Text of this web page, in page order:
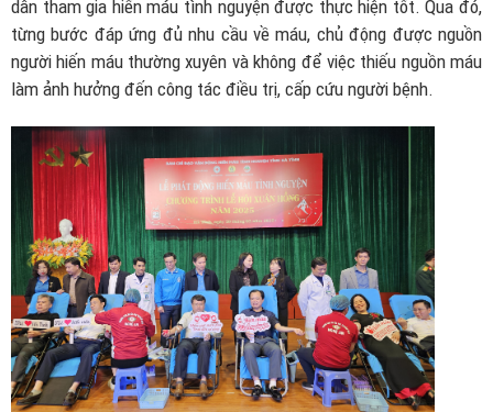
dân tham gia hiến máu tình nguyện được thực hiện tốt. Qua đó,
từng bước đáp ứng đủ nhu cầu về máu, chủ động được nguồn
người hiến máu thường xuyên và không để việc thiếu nguồn máu
làm ảnh hưởng đến công tác điều trị, cấp cứu người bệnh.